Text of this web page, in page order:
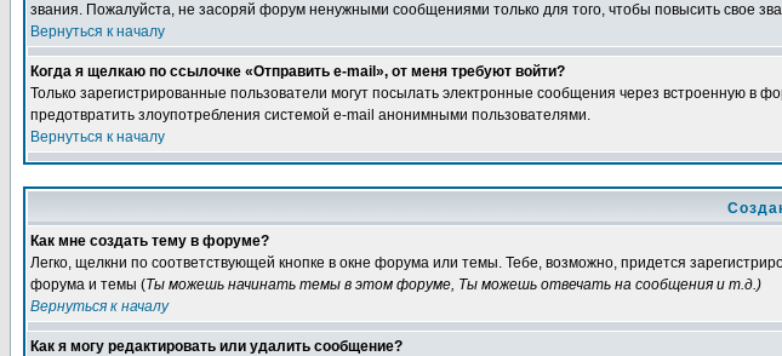
звания. Пожалуйста, не засоряй форум ненужными сообщениями только для того, чтобы повысить свое
Вернуться к началу
Когда я щелкаю по ссылочке «Отправить e-mail», от меня требуют войти?
Только зарегистрированные пользователи могут посылать электронные сообщения через встроенную
предотвратить злоупотребления системой e-mail анонимными пользователями.
Вернуться к началу
Как мне создать тему в форуме?
Легко, щелкни по соответствующей кнопке в окне форума или темы. Тебе, возможно, придется
форума и темы (Ты можешь начинать темы в этом форуме, Ты можешь отвечать на сообщения и т.д.)
Вернуться к началу
Как я могу редактировать или удалить сообщение?